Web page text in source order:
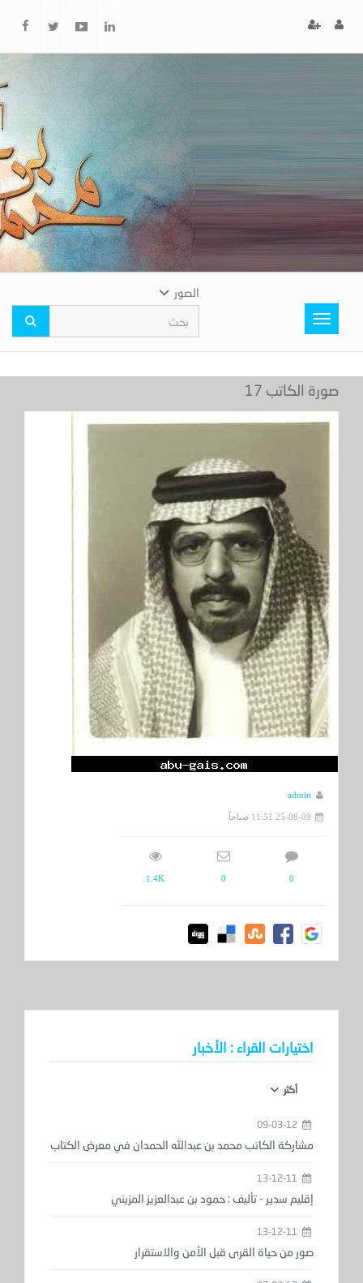
Toggle
navigation
الصور
صورة الكاتب 17
admin
25-08-09 11:51 صباحاً
0
0
1.4K
اختيارات القراء : الأخبار
أكثر
مشاركة الكاتب محمد بن عبدالله الحمدان في معرض الكتاب
إقليم سدير - تأليف : حمود بن عبدالعزيز المزيني
صور من حياة القرى قبل الأمن والاستقرار